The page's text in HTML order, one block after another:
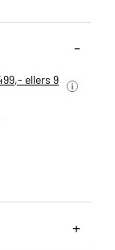
ellers 9